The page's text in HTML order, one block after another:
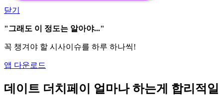
닫기
"그래도 이 정도는 알아야..."
꼭 챙겨야 할 시사이슈를 하루 하나씩!
앱 다운로드
데이트 더치페이 얼마나 하는게 합리적일